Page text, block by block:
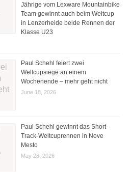
Jährige vom Lexware Mountainbike
Team gewinnt auch beim Weltcup
in Lenzerheide beide Rennen der
Klasse U23
Paul Schehl feiert zwei
Weltcupsiege an einem
Wochenende – mehr geht nicht
June 18, 2026
Paul Schehl gewinnt das Short-
Track-Weltcuprennen in Nove
Mesto
May 28, 2026